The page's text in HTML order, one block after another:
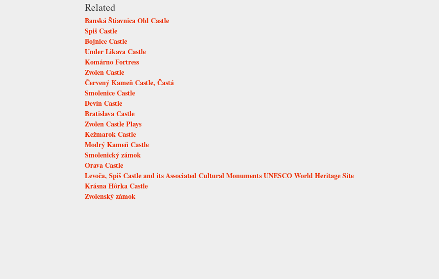
Related
Banská Štiavnica Old Castle
Spiš Castle
Bojnice Castle
Under Likava Castle
Komárno Fortress
Zvolen Castle
Červený Kameň Castle, Častá
Smolenice Castle
Devín Castle
Bratislava Castle
Zvolen Castle Plays
Kežmarok Castle
Modrý Kameň Castle
Smolenický zámok
Orava Castle
Levoča, Spiš Castle and its Associated Cultural Monuments UNESCO World Heritage Site
Krásna Hôrka Castle
Zvolenský zámok